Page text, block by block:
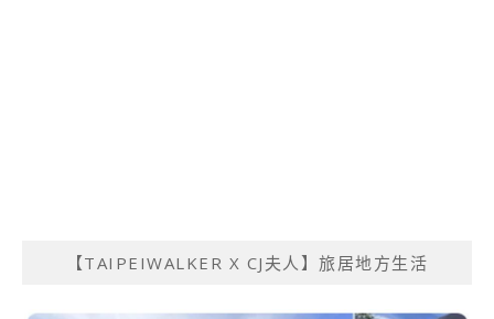
【TAIPEIWALKER X CJ夫人】旅居地方生活